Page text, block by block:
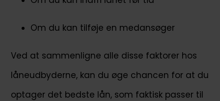
Om du kan tilføje en medansøger
Ved at sammenligne alle disse faktorer hos
låneudbyderne, kan du øge chancen for at du
optager det bedste lån, som faktisk passer til